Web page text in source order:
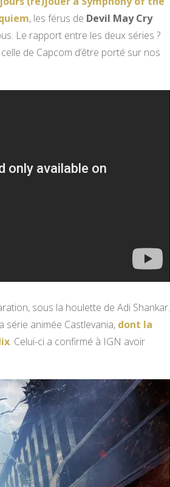
, les férus de Devil May Cry
Le rapport entre les deux séries ?
de Capcom d’être porté sur nos
sous la houlette de Adi Shankar.
série animée Castlevania, dont la
. Celui-ci a confirmé à IGN avoir